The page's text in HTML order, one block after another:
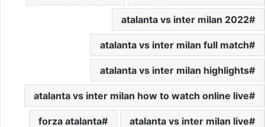
atalanta vs inter milan 2022
atalanta vs inter milan full match
atalanta vs inter milan highlights
atalanta vs inter milan how to watch online live
atalanta vs inter milan live
forza atalanta